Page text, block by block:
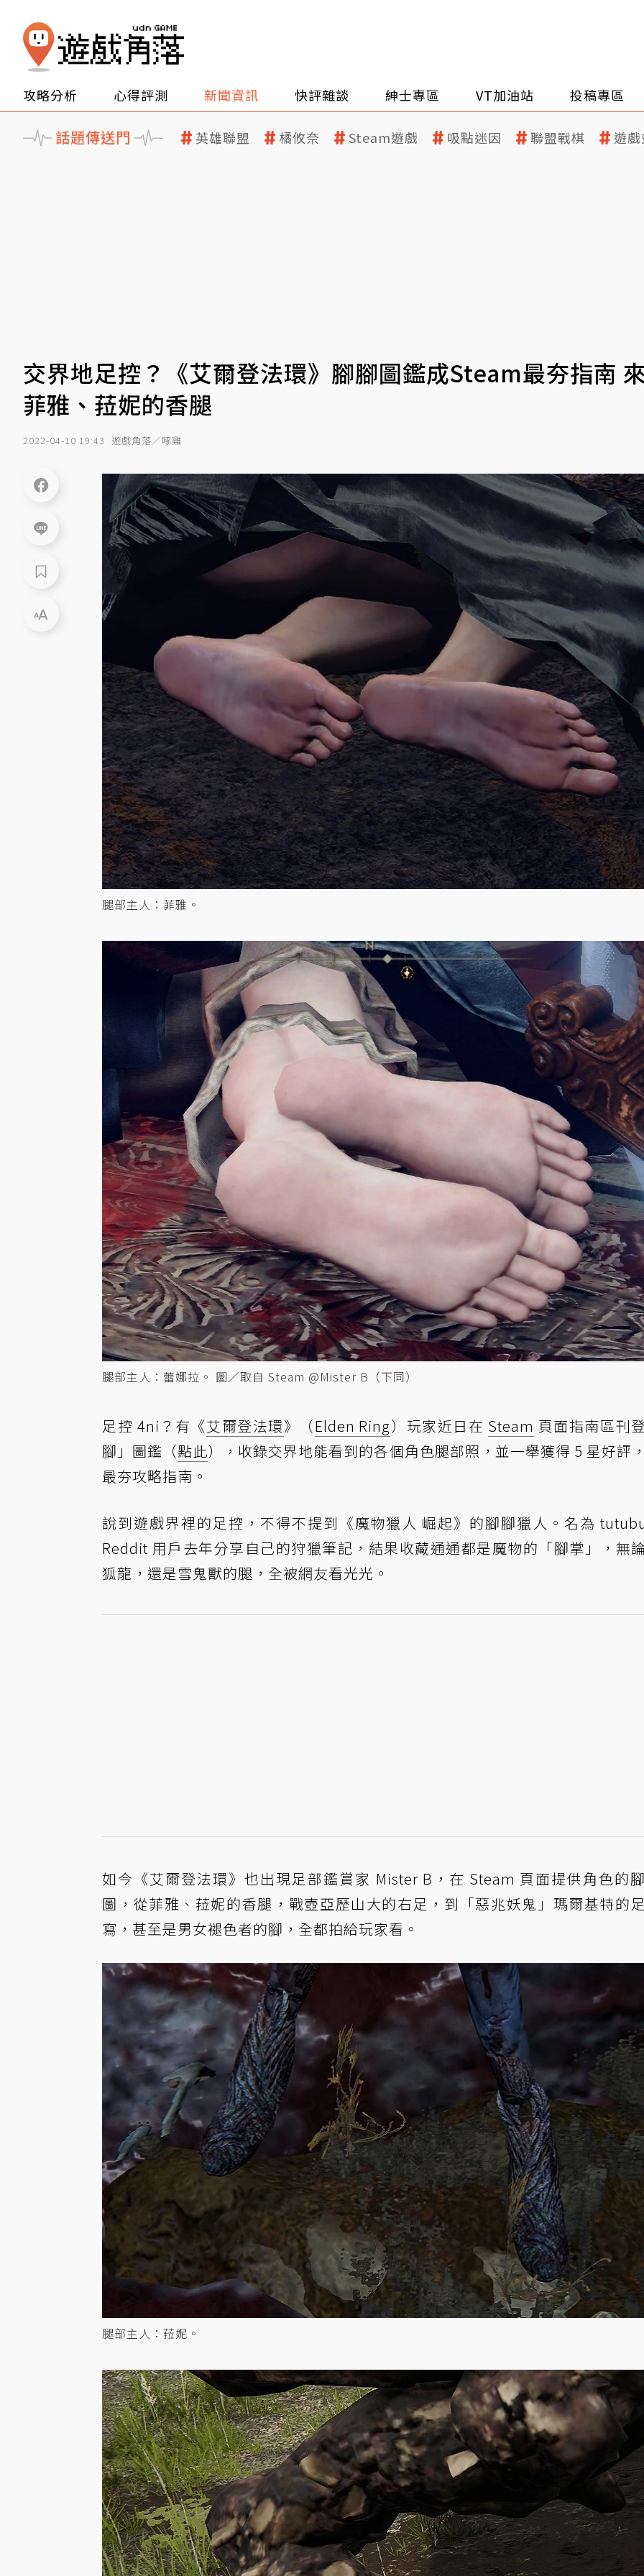
攻略分析 心得評測 新聞資訊 快評雜談 紳士專區 VT加油站 投稿專區
話題傳送門 英雄聯盟 橘攸奈 Steam遊戲 吸點迷因 聯盟戰棋 遊
交界地足控？《艾爾登法環》腳腳圖鑑成Steam最夯指南
菲雅、菈妮的香腿
2022-04-10 19:43 遊戲角落／啄雞
腿部主人：菲雅。
腿部主人：蕾娜拉。 圖／取自 Steam @Mister B（下同）
足控 4ni？有《艾爾登法環》（Elden Ring）玩家近日在 Steam 頁面指南區刊
腳」圖鑑（點此），收錄交界地能看到的各個角色腿部照，並一舉獲得 5 星好評
最夯攻略指南。
說到遊戲界裡的足控，不得不提到《魔物獵人 崛起》的腳腳獵人。名為
Reddit 用戶去年分享自己的狩獵筆記，結果收藏通通都是魔物的「腳掌」，無
狐龍，還是雪鬼獸的腿，全被網友看光光。
如今《艾爾登法環》也出現足部鑑賞家 Mister B，在 Steam 頁面提供角色的
圖，從菲雅、菈妮的香腿，戰壺亞歷山大的右足，到「惡兆妖鬼」瑪爾基特的
寫，甚至是男女褪色者的腳，全都拍給玩家看。
腿部主人：菈妮。